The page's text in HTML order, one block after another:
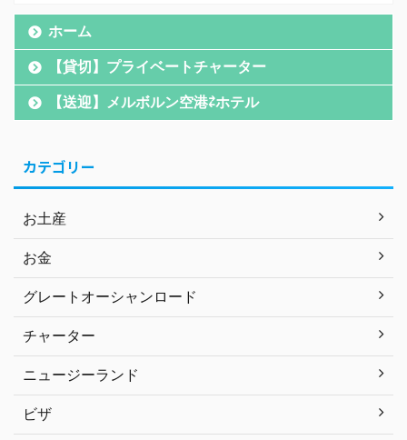
ホーム
【貸切】プライベートチャーター
【送迎】メルボルン空港⇄ホテル
カテゴリー
お土産
お金
グレートオーシャンロード
チャーター
ニュージーランド
ビザ